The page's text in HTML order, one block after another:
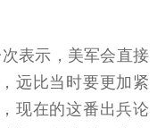
表示，美军会直接
远比当时要更加紧
现在的这番出兵论